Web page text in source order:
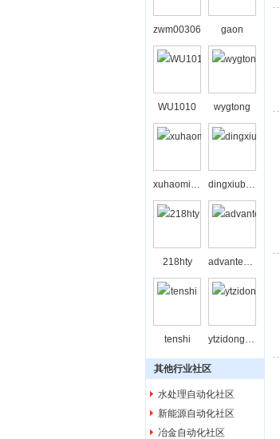
zwm00306 gaon
WU1010 wygtong
xuhaominghxxu dingxiubing
218hty advantechbj
tenshi ytzidonghua
其他行业社区
水处理自动化社区
新能源自动化社区
冶金自动化社区